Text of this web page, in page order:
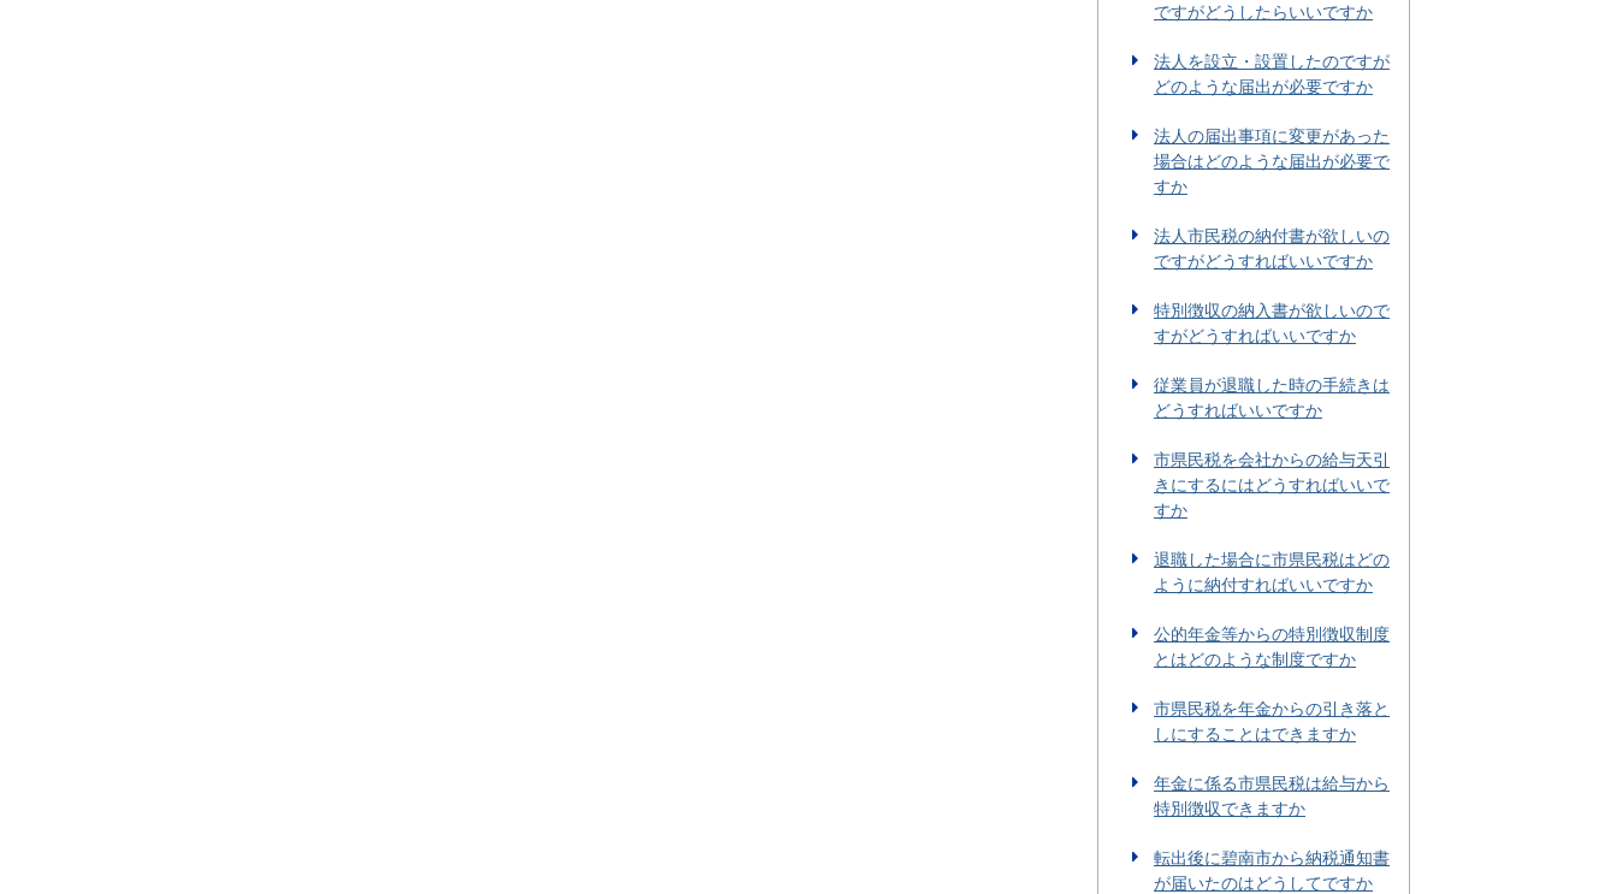
ですがどうしたらいいですか
法人を設立・設置したのですが
どのような届出が必要ですか
法人の届出事項に変更があった
場合はどのような届出が必要で
すか
法人市民税の納付書が欲しいの
ですがどうすればいいですか
特別徴収の納入書が欲しいので
すがどうすればいいですか
従業員が退職した時の手続きは
どうすればいいですか
市県民税を会社からの給与天引
きにするにはどうすればいいで
すか
退職した場合に市県民税はどの
ように納付すればいいですか
公的年金等からの特別徴収制度
とはどのような制度ですか
市県民税を年金からの引き落と
しにすることはできますか
年金に係る市県民税は給与から
特別徴収できますか
転出後に碧南市から納税通知書
が届いたのはどうしてですか